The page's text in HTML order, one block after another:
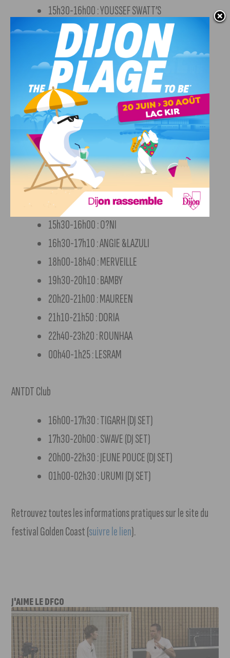
15h30-16h00 : YOUSSEF SWATT’S
16h30-17h10 : TIF
17h55-18h40 : LALA &CE
19h30-20h15 : ZAMDANE
21h00-21h50 : SO LA LUNE
22h45-23h20 : VACRA
00h45-1h45 : VLADIMIR CAUCHEMAR
Cargo Stage
14h30-15h00 : LBD
15h00-15h30 : KID EXOTIC
15h30-16h00 : O?NI
16h30-17h10 : ANGIE &LAZULI
18h00-18h40 : MERVEILLE
19h30-20h10 : BAMBY
20h20-21h00 : MAUREEN
21h10-21h50 : DORIA
22h40-23h20 : ROUNHAA
00h40-1h25 : LESRAM
ANTDT Club
16h00-17h30 : TIGARH (DJ SET)
17h30-20h00 : SWAVE (DJ SET)
20h00-22h30 : JEUNE POUCE (DJ SET)
01h00-02h30 : URUMI (DJ SET)
Retrouvez toutes les informations pratiques sur le site du
festival Golden Coast (suivre le lien).
J'AIME LE DFCO